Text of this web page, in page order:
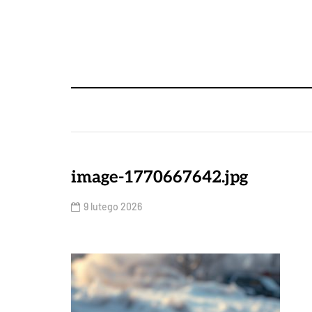
image-1770667642.jpg
9 lutego 2026